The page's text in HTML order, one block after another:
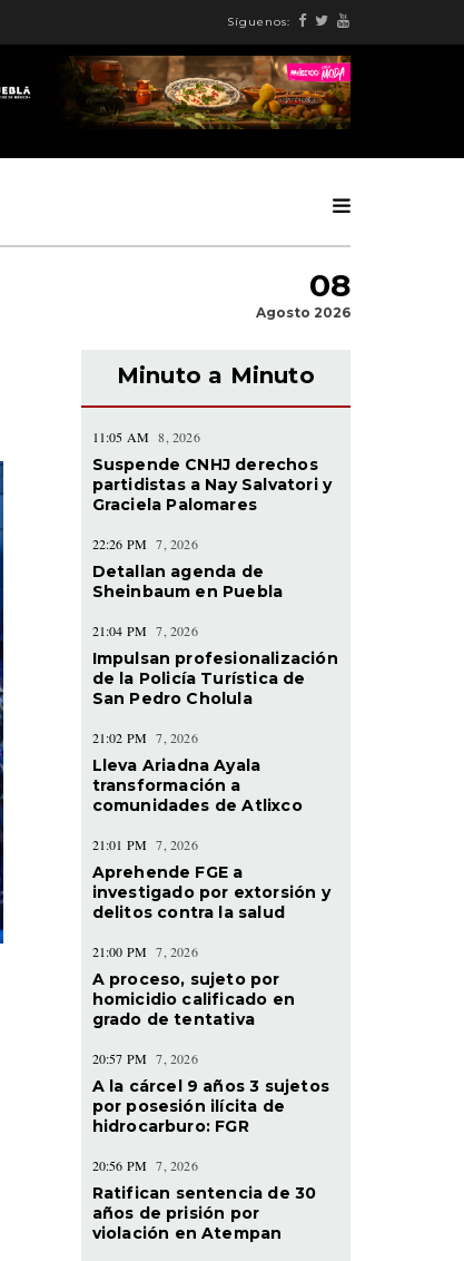
Síguenos:
08
Agosto 2026
Minuto a Minuto
11:05 AM 8, 2026
Suspende CNHJ derechos
partidistas a Nay Salvatori y
Graciela Palomares
22:26 PM 7, 2026
Detallan agenda de
Sheinbaum en Puebla
21:04 PM 7, 2026
Impulsan profesionalización
de la Policía Turística de
San Pedro Cholula
21:02 PM 7, 2026
Lleva Ariadna Ayala
transformación a
comunidades de Atlixco
21:01 PM 7, 2026
Aprehende FGE a
investigado por extorsión y
delitos contra la salud
21:00 PM 7, 2026
A proceso, sujeto por
homicidio calificado en
grado de tentativa
20:57 PM 7, 2026
A la cárcel 9 años 3 sujetos
por posesión ilícita de
hidrocarburo: FGR
20:56 PM 7, 2026
Ratifican sentencia de 30
años de prisión por
violación en Atempan